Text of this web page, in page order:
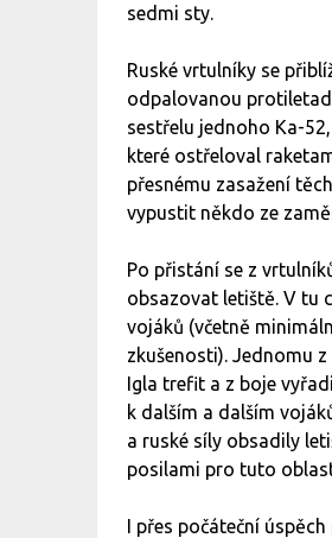
sedmi sty.
Ruské vrtulníky se
odpalovanou
sestřelu jednoho Ka-
které ostřeloval
přesnému zasažení
vypustit někdo ze
Po přistání se z
obsazovat letiště. V tu
vojáků (včetně
zkušenosti). Jednomu
Igla trefit a z boje
k dalším a dalším
a ruské síly obsadily
posilami pro tuto
I přes počáteční